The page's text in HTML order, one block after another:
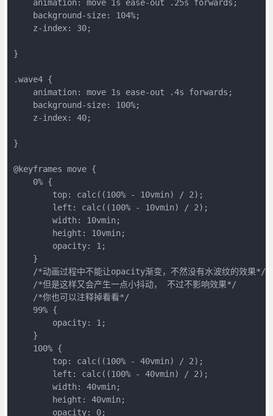
    animation: move 1s ease-out .25s forwards;
    background-size: 104%;
    z-index: 30;
}
.wave4 {
    animation: move 1s ease-out .4s forwards;
    background-size: 100%;
    z-index: 40;
}
@keyframes move {
    0% {
        top: calc((100% - 10vmin) / 2);
        left: calc((100% - 10vmin) / 2);
        width: 10vmin;
        height: 10vmin;
        opacity: 1;
    }
    /*动画过程中不能让opacity渐变，不然没有水波纹的效果*/
    /*但是这样又会产生一点小抖动， 不过不影响效果*/
    /*你也可以注释掉看看*/
    99% {
        opacity: 1;
    }
    100% {
        top: calc((100% - 40vmin) / 2);
        left: calc((100% - 40vmin) / 2);
        width: 40vmin;
        height: 40vmin;
        opacity: 0;